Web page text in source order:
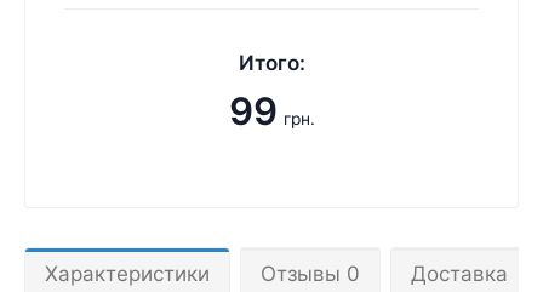
Итого:
99 грн.
Характеристики Отзывы 0 Доставка